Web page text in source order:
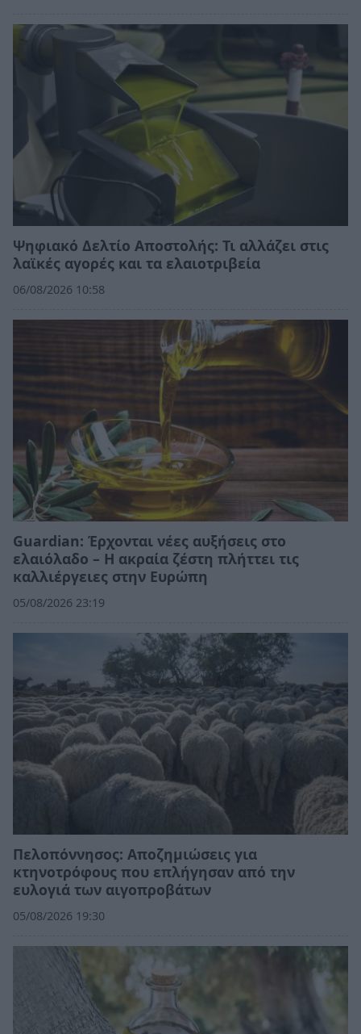
Ψηφιακό Δελτίο Αποστολής: Τι αλλάζει στις
λαϊκές αγορές και τα ελαιοτριβεία
06/08/2026 10:58
Guardian: Έρχονται νέες αυξήσεις στο
ελαιόλαδο – Η ακραία ζέστη πλήττει τις
καλλιέργειες στην Ευρώπη
05/08/2026 23:19
Πελοπόννησος: Αποζημιώσεις για
κτηνοτρόφους που επλήγησαν από την
ευλογιά των αιγοπροβάτων
05/08/2026 19:30